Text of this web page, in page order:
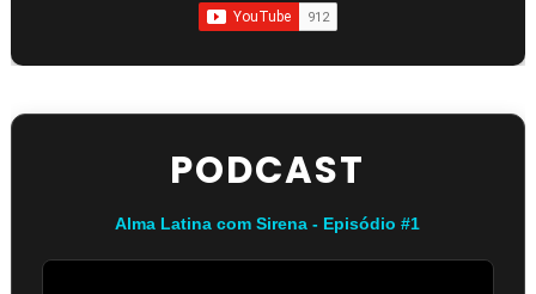
PODCAST
Alma Latina com Sirena - Episódio #1